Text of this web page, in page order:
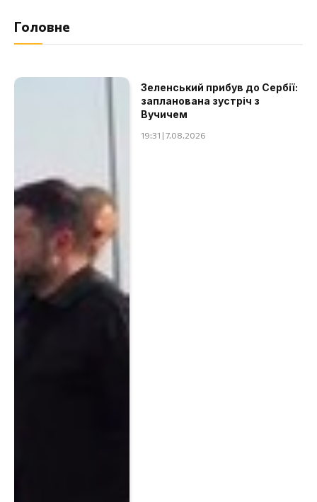
Головне
Зеленський прибув до Сербії:
запланована зустріч з
Вучичем
19:31 | 7.08.2026